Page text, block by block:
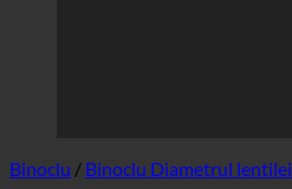
Binoclu / Binoclu Diametrul lentilei